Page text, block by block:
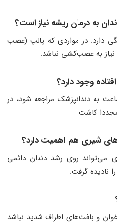
دارد. در مواردی که پالپ (عصب
به عصب‌کشی نباشد.
تا یک ساعت به دندانپزشک مراجعه شود، در
کاشت.
می‌تواند روی رشد دندان دائمی
نادیده گرفت.
و بافت‌های اطراف شدید نباشد